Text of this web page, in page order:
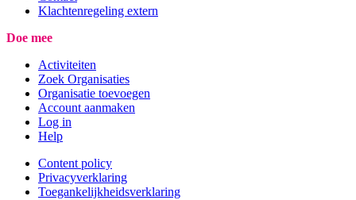
Klachtenregeling extern
Doe mee
Activiteiten
Zoek Organisaties
Organisatie toevoegen
Account aanmaken
Log in
Help
Content policy
Privacyverklaring
Toegankelijkheidsverklaring